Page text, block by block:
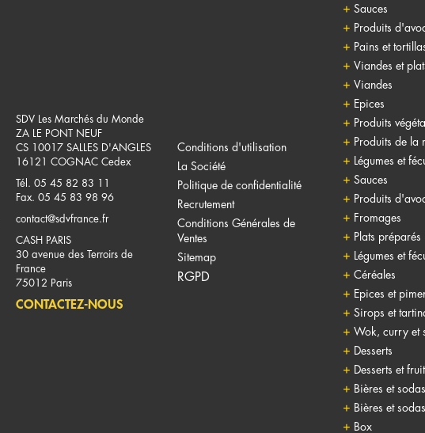
SDV Les Marchés du Monde
ZA LE PONT NEUF
CS 10017 SALLES D'ANGLES
16121
COGNAC Cedex
Tél. 05 45 82 83 11
Fax. 05 45 83 98 96
contact@sdvfrance.fr
CASH PARIS
30 avenue des Terroirs de
France
75012 Paris
CONTACTEZ-NOUS
Conditions d'utilisation
La Société
Politique de confidentialité
Recrutement
Conditions Générales de
Ventes
Sitemap
RGPD
Sauces
Produits
Pains et
Viandes et
Viandes
Epices
Produits
Produits de la
Légumes et
Sauces
Produits
Fromages
Plats préparés
Légumes et
Céréales
Epices et
Sirops et
Wok, curry et
Desserts
Desserts et
Bières et
Bières et
Box